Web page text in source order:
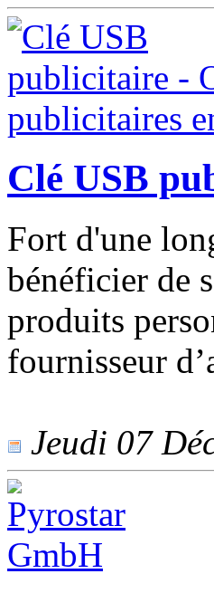
Clé USB
Fort d'une
bénéficier de
produits
fournisseur
Jeudi 07